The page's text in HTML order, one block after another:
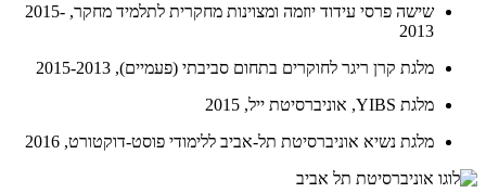
שישה פרסי עידוד יוזמה ומצוינות מחקרית לתלמיד מחקר, 2015-
2013
מלגת קרן ריגר לחוקרים בתחום סביבתי (פעמיים), 2015-2013
מלגת YIBS, אוניברסיטת ייל, 2015
מלגת נשיא אוניברסיטת תל-אביב ללימודי פוסט-דוקטורט, 2016